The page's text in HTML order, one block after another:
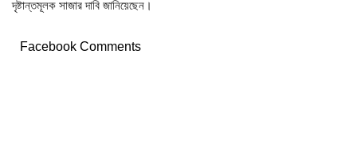
দৃষ্টান্তমূলক সাজার দাবি জানিয়েছেন।
Facebook Comments